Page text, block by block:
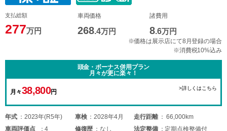
支払総額
277万円
車両価格
268.4万円
諸費用
8.6万円
※価格は展示店にて8月登録の場合
※消費税10%込み
頭金・ボーナス併用プラン
月々が更に楽々！
月々38,800円
>詳しくはこちら
年式 2023年(R5年) 車検 2028年4月 走行距離
66,000km
車両評価点 4 修復歴 なし 法定整備
定期点検整備付